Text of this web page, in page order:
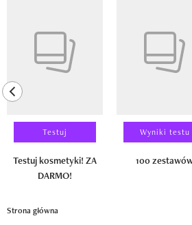
Wizaz Summer Influ School
Mój profil / Zarejestruj się
previous element
Testuj
Testuj kosmetyki! ZA
DARMO!
Wyniki testu
100
Strona główna